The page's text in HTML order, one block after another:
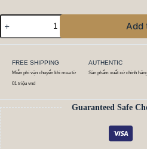
Add
FREE SHIPPING
Miễn phí vận chuyển khi mua từ
01 triệu vnd
AUTHENTIC
Sản phẩm xuất xứ chính hãng
Guaranteed Safe